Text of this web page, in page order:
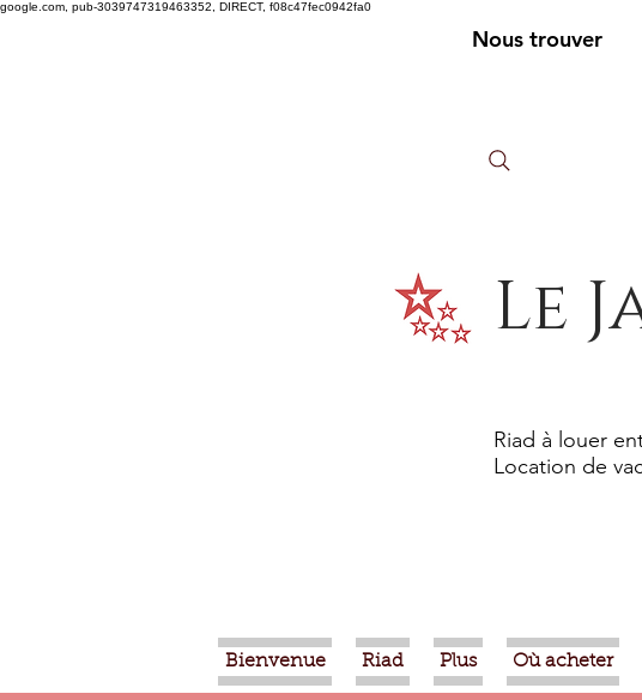
google.com, pub-3039747319463352, DIRECT, f08c47fec0942fa0
Nous trouver
Le
Riad à louer
Location de
Bienvenue Riad Plus Où acheter